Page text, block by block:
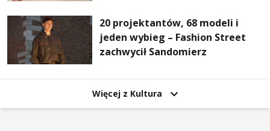
najważniejsza
20 projektantów, 68 modeli i
jeden wybieg – Fashion Street
zachwycił Sandomierz
Więcej z Kultura